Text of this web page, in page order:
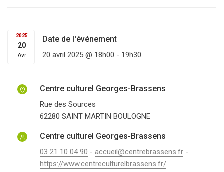
2025
20
Avr
Date de l'événement
20 avril 2025 @ 18h00 - 19h30
Centre culturel Georges-Brassens
Rue des Sources
62280 SAINT MARTIN BOULOGNE
Centre culturel Georges-Brassens
03 21 10 04 90 - accueil@centrebrassens.fr -
https://www.centreculturelbrassens.fr/